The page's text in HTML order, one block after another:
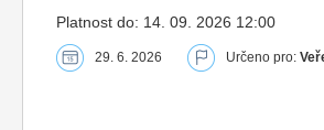
Platnost do: 14. 09. 2026 12:00
29. 6. 2026 Určeno pro: